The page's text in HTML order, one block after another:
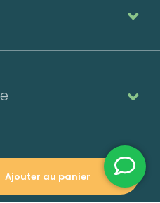
Ajouter au panier